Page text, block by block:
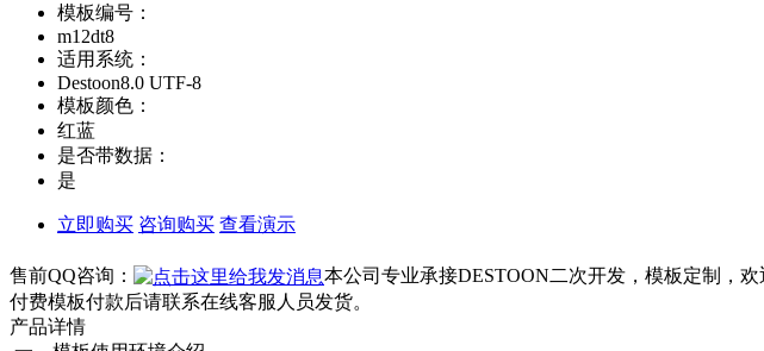
模板编号：
m12dt8
适用系统：
Destoon8.0 UTF-8
模板颜色：
红蓝
是否带数据：
是
立即购买 咨询购买 查看演示
售前QQ咨询：
本公司专业承接DESTOON二次开发，模板定制，欢
付费模板付款后请联系在线客服人员发货。
产品详情